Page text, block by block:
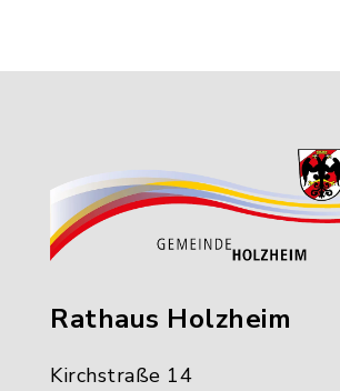
Rathaus Holzheim
Kirchstraße 14